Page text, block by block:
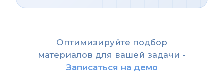
Оптимизируйте подбор
материалов для вашей задачи -
Записаться на демо